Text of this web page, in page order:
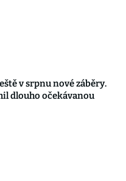
v srpnu nové záběry.
dlouho očekávanou